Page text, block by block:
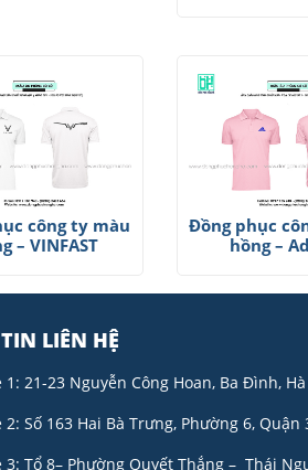
công ty màu
– VINFAST
Đồng phục
hồng –
LIÊN HỆ
1: 21-23 Nguyễn Công Hoan, Ba Đình,
2: Số 163 Hai Bà Trưng, Phường 6, Quận
3: Tổ 8– Phường Quyết Thắng – Thái